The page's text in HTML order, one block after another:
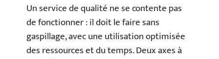
Un service de qualité ne se contente pas
de fonctionner : il doit le faire sans
gaspillage, avec une utilisation optimisée
des ressources et du temps. Deux axes à